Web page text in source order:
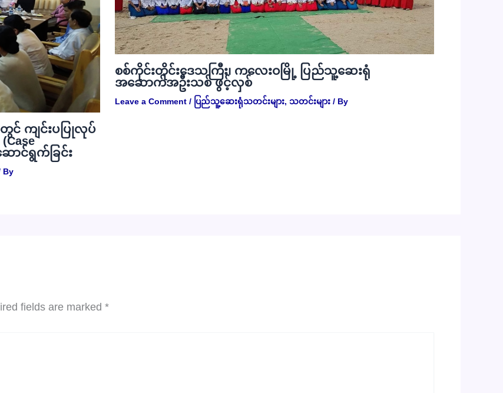
င် ကျင်းပပြုလုပ်
ောင်ရွက်ခြင်း
By
စစ်ကိုင်းတိုင်းဒေသကြီး၊ ကလေးဝမြို့ ပြည်သူ့ဆေးရုံ
အဆောက်အဦးသစ် ဖွင့်လှစ်
Leave a Comment / ပြည်သူ့ဆေးရုံသတင်းများ, သတင်းများ/ By
fields are marked *